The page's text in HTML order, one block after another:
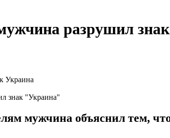
разрушил
знак "Украина"
мужчина объяснил тем,